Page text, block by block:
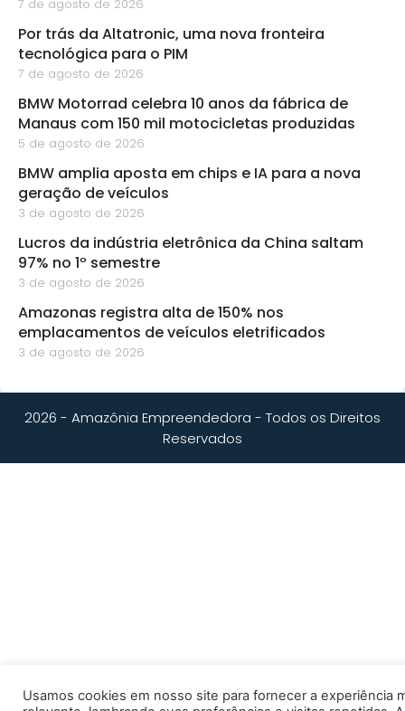
7 de agosto de 2026
Por trás da Altatronic, uma nova fronteira
tecnológica para o PIM
7 de agosto de 2026
BMW Motorrad celebra 10 anos da fábrica de
Manaus com 150 mil motocicletas produzidas
5 de agosto de 2026
BMW amplia aposta em chips e IA para a nova
geração de veículos
3 de agosto de 2026
Lucros da indústria eletrônica da China saltam
97% no 1º semestre
3 de agosto de 2026
Amazonas registra alta de 150% nos
emplacamentos de veículos eletrificados
3 de agosto de 2026
2026 - Amazônia Empreendedora - Todos os Direitos
Reservados
Usamos cookies em nosso site para fornecer a experiência